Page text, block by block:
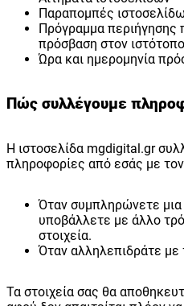
Παραπομπές
Πρόγραμμα περιήγησης
πρόσβαση στον ιστότοπο
Ώρα και ημερομηνία
Πώς συλλέγουμε
Η ιστοσελίδα mgdigital.gr
πληροφορίες από εσάς με
Όταν συμπληρώνετε
υποβάλλετε με άλλο
στοιχεία.
Όταν αλληλεπιδράτε με
Τα στοιχεία σας θα